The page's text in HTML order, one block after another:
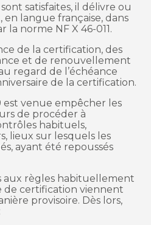
satisfaites, il délivre ou
langue française, dans
la norme NF X 46-011.
de la certification, des
et de renouvellement
regard de l’échéance
de la certification.
est venue empêcher les
de procéder à
habituels,
lieux sur lesquels les
ayant été repoussés
aux règles habituellement
de certification viennent
provisoire. Dès lors,